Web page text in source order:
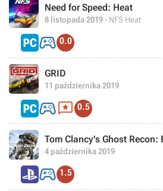
Need for Speed: Heat
8 listopada 2019- NFS Heat
 0.0
GRID
11 października 2019
 0.5
Tom Clancy's Ghost Recon:
4 października 2019
 1.5